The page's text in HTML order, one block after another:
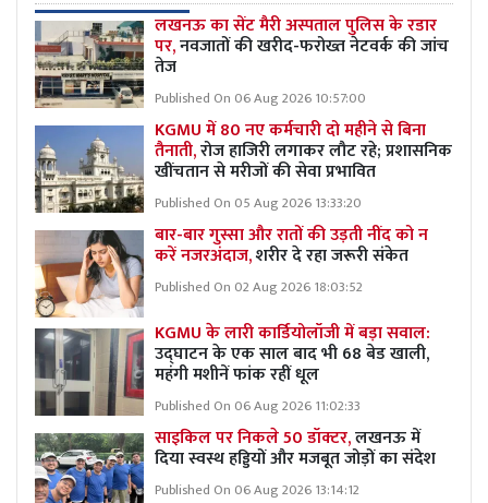
लखनऊ का सेंट मैरी अस्पताल पुलिस के रडार
पर,नवजातों की खरीद-फरोख्त नेटवर्क की जांच
तेज
Published On 06 Aug 2026 10:57:00
KGMU में 80 नए कर्मचारी दो महीने से बिना
तैनाती,रोज हाजिरी लगाकर लौट रहे; प्रशासनिक
खींचतान से मरीजों की सेवा प्रभावित
Published On 05 Aug 2026 13:33:20
बार-बार गुस्सा और रातों की उड़ती नींद को न
करें नजरअंदाज,शरीर दे रहा जरूरी संकेत
Published On 02 Aug 2026 18:03:52
KGMU के लारी कार्डियोलॉजी में बड़ा सवाल:
उद्घाटन के एक साल बाद भी 68 बेड खाली,
महंगी मशीनें फांक रहीं धूल
Published On 06 Aug 2026 11:02:33
साइकिल पर निकले 50 डॉक्टर,लखनऊ में
दिया स्वस्थ हड्डियों और मजबूत जोड़ों का संदेश
Published On 06 Aug 2026 13:14:12